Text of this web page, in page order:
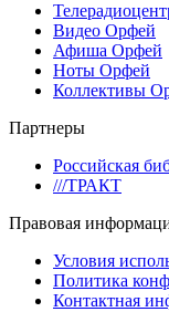
Видео Орфей
Афиша Орфей
Ноты Орфей
Коллективы
Партнеры
Российская
///ТРАКТ
Правовая
Условия
Политика
Контактная